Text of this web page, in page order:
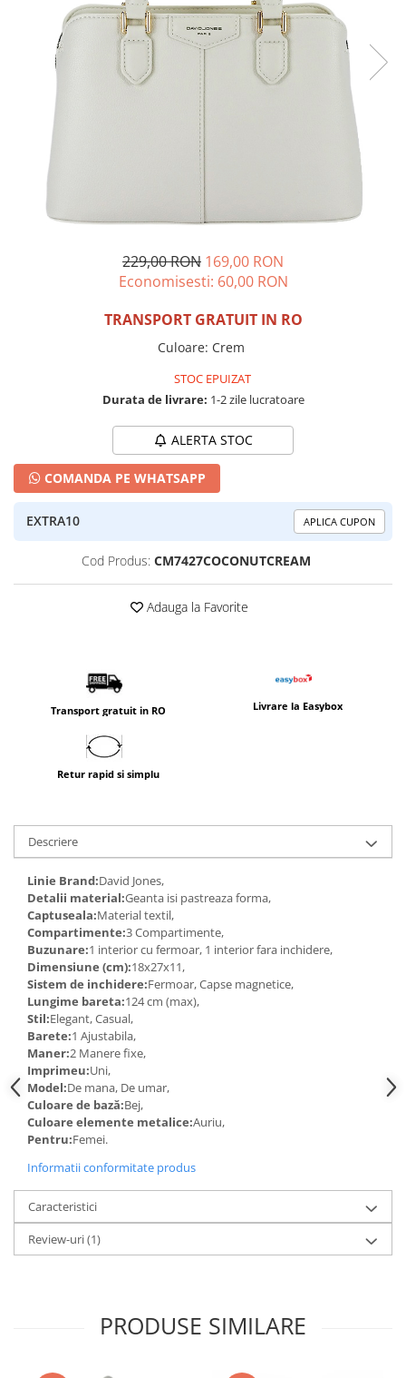
Incaltamine primavara-vara piele
Imbracaminte
Camasi si topuri
Pulovere si cardigane
Rochii
Salopete
Incaltaminte toamna-iarna piele
229,00 RON 169,00 RON
Economisesti: 60,00 RON
TRANSPORT GRATUIT IN RO
Culoare: Crem
STOC EPUIZAT
Durata de livrare: 1-2 zile lucratoare
ALERTA STOC
COMANDA PE WHATSAPP
EXTRA10 APLICA CUPON
Cod Produs: CM7427COCONUTCREAM
Adauga la Favorite
Transport gratuit in RO Livrare la Easybox
Retur rapid si simplu
Descriere
Linie Brand:David Jones,
Detalii material:Geanta isi pastreaza forma,
Captuseala:Material textil,
Compartimente:3 Compartimente,
Buzunare:1 interior cu fermoar, 1 interior fara inchidere,
Dimensiune (cm):18x27x11,
Sistem de inchidere:Fermoar, Capse magnetice,
Lungime bareta:124 cm (max),
Stil:Elegant, Casual,
Barete:1 Ajustabila,
Maner:2 Manere fixe,
Imprimeu:Uni,
Model:De mana, De umar,
Culoare de bază:Bej,
Culoare elemente metalice:Auriu,
Pentru:Femei.
Informatii conformitate produs
Caracteristici
Review-uri(1)
PRODUSE SIMILARE